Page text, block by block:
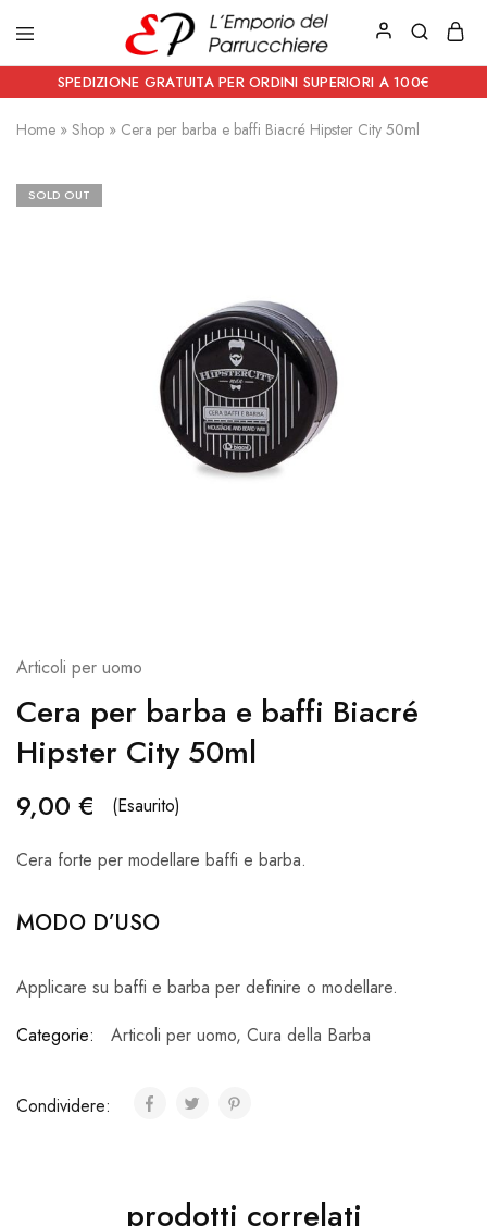
Emporio
del
Parrucchiere
Prodotti
estetici
e
Articoli
per
SPEDIZIONE GRATUITA PER ORDINI SUPERIORI A 100€
Home » Shop » Cera per barba e baffi Biacré Hipster City 50ml
SOLD OUT
Articoli per uomo
Cera per barba e baffi Biacré
Hipster City 50ml
9,00 € (Esaurito)
Cera forte per modellare baffi e barba.
MODO D’USO
Applicare su baffi e barba per definire o modellare.
Categorie:
Articoli per uomo, Cura della Barba
Condividere:
prodotti correlati